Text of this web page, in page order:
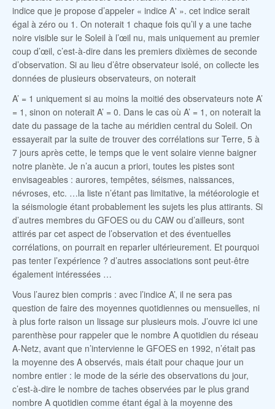
indice que je propose d’appeler « indice A' ». cet indice serait
égal à zéro ou 1. On noterait 1 chaque fois qu’il y a une tache
noire visible sur le Soleil à l’œil nu, mais uniquement au premier
coup d’œil, c’est-à-dire dans les premiers dixièmes de seconde
d’observation. Si au lieu d’être observateur isolé, on collecte les
données de plusieurs observateurs, on noterait
A’ = 1 uniquement si au moins la moitié des observateurs note A’
= 1, sinon on noterait A’ = 0. Dans le cas où A’ = 1, on noterait la
date du passage de la tache au méridien central du Soleil. On
essayerait par la suite de trouver des corrélations sur Terre, 5 à
7 jours après cette, le temps que le vent solaire vienne baigner
notre planète. Je n’a aucun a priori, toutes les pistes sont
envisageables : aurores, tempêtes, séismes, naissances,
névroses, etc. …la liste n’étant pas limitative, la météorologie et
la séismologie étant probablement les sujets les plus attirants. Si
d’autres membres du GFOES ou du CAW ou d’ailleurs, sont
attirés par cet aspect de l’observation et des éventuelles
corrélations, on pourrait en reparler ultérieurement. Et pourquoi
pas tenter l’expérience ? d’autres associations sont peut-être
également intéressées …
Vous l’aurez bien compris : avec l’indice A’, il ne sera pas
question de faire des moyennes quotidiennes ou mensuelles, ni
à plus forte raison un lissage sur plusieurs mois. J’ouvre ici une
parenthèse pour rappeler que le nombre A quotidien du réseau
A-Netz, avant que n’intervienne le GFOES en 1992, n’était pas
la moyenne des A observés, mais était pour chaque jour un
nombre entier : le mode de la série des observations du jour,
c’est-à-dire le nombre de taches observées par le plus grand
nombre A quotidien comme étant égal à la moyenne des